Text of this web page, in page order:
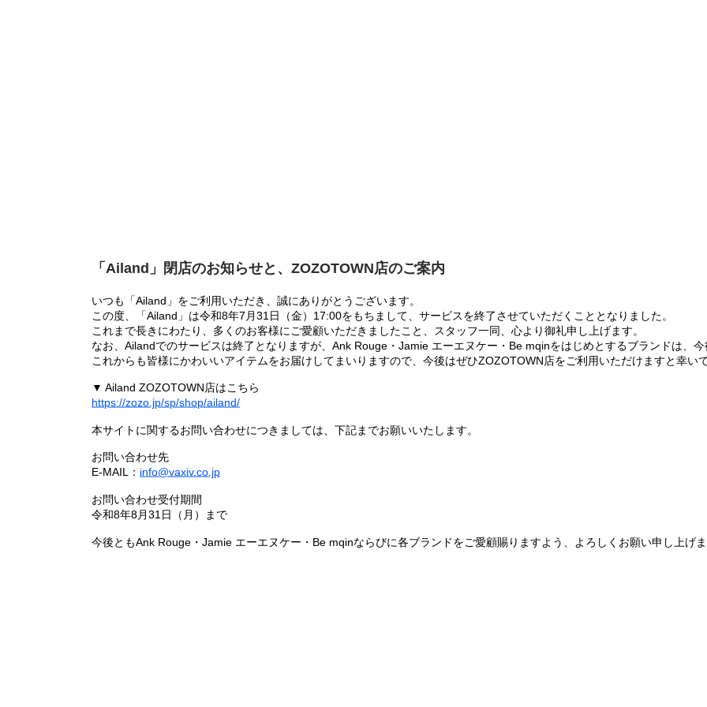
「Ailand」閉店のお知らせと、ZOZOTOWN店のご案内
いつも「Ailand」をご利用いただき、誠にありがとうございます。
この度、「Ailand」は令和8年7月31日（金）17:00をもちまして、サービスを終了させていただくこととなりました。
これまで長きにわたり、多くのお客様にご愛顧いただきましたこと、スタッフ一同、心より御礼申し上げます。
なお、Ailandでのサービスは終了となりますが、Ank Rouge・Jamie エーエヌケー・Be mqinをはじめとするブランドは、
これからも皆様にかわいいアイテムをお届けしてまいりますので、今後はぜひZOZOTOWN店をご利用いただけますと幸いで
▼ Ailand ZOZOTOWN店はこちら
https://zozo.jp/sp/shop/ailand/
本サイトに関するお問い合わせにつきましては、下記までお願いいたします。
お問い合わせ先
E-MAIL： info@vaxiv.co.jp
お問い合わせ受付期間
令和8年8月31日（月）まで
今後ともAnk Rouge・Jamie エーエヌケー・Be mqinならびに各ブランドをご愛顧賜りますよう、よろしくお願い申し上げま